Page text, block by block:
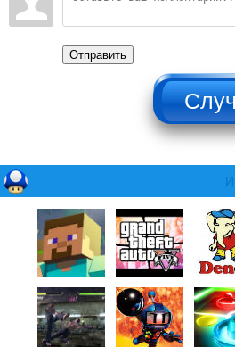
Отправить
НЕ